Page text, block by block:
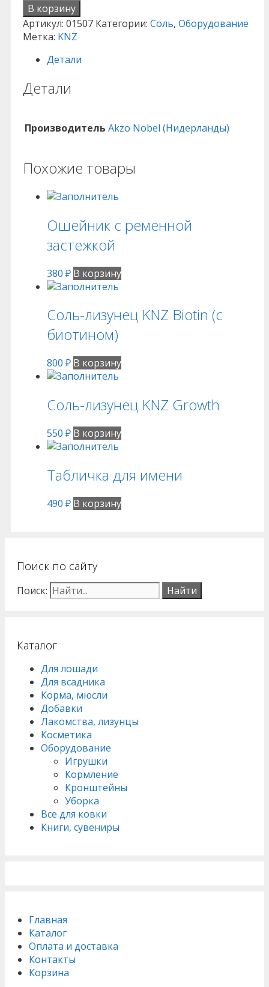
В корзину
Артикул: 01507 Категории: Соль, Оборудование
Метка: KNZ
Детали
Детали
Производитель Akzo Nobel (Нидерланды)
Похожие товары
Ошейник с ременной
застежкой
380 ₽ В корзину
Соль-лизунец KNZ Biotin (c
биотином)
800 ₽ В корзину
Соль-лизунец KNZ Growth
550 ₽ В корзину
Табличка для имени
490 ₽ В корзину
Поиск по сайту
Поиск:
Каталог
Для лошади
Для всадника
Корма, мюсли
Добавки
Лакомства, лизунцы
Косметика
Оборудование
Игрушки
Кормление
Кронштейны
Уборка
Все для ковки
Книги, сувениры
Главная
Каталог
Оплата и доставка
Контакты
Корзина